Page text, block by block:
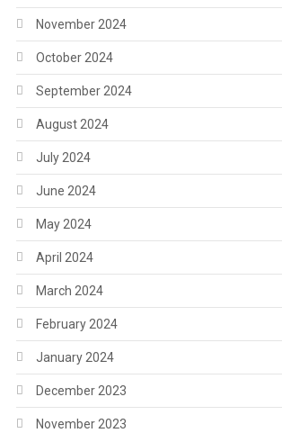
November 2024
October 2024
September 2024
August 2024
July 2024
June 2024
May 2024
April 2024
March 2024
February 2024
January 2024
December 2023
November 2023